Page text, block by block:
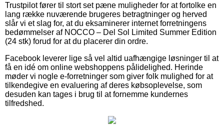
Trustpilot fører til stort set pæne muligheder for at fortolke en
lang række nuværende brugeres betragtninger og herved
slår vi et slag for, at du eksaminerer internet forretningens
bedømmelser af NOCCO – Del Sol Limited Summer Edition
(24 stk) forud for at du placerer din ordre.
Facebook leverer lige så vel altid uafhængige løsninger til at
få en idé om online webshoppens pålidelighed. Herinde
møder vi nogle e-forretninger som giver folk mulighed for at
tilkendegive en evaluering af deres købsoplevelse, som
desuden kan tages i brug til at fornemme kundernes
tilfredshed.